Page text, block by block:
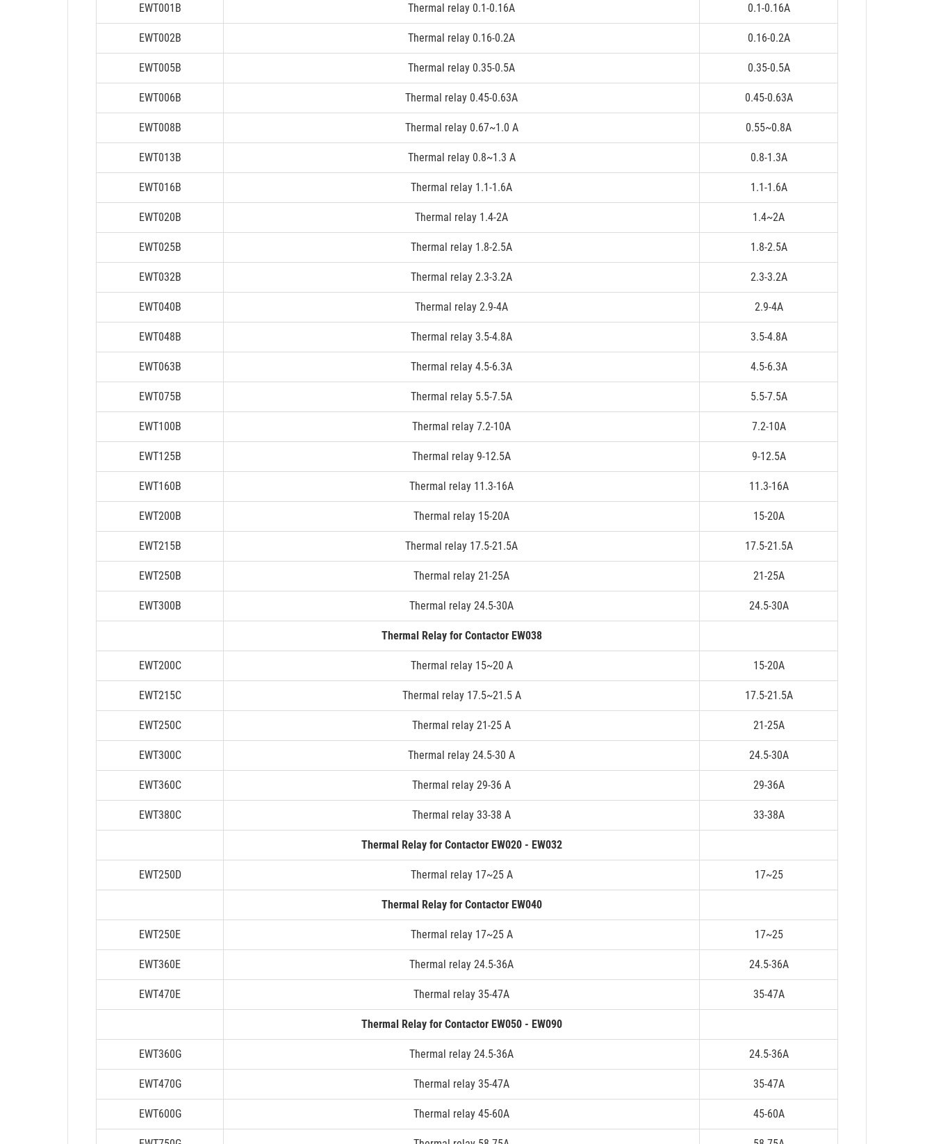
EWT001B Thermal relay 0.1-0.16A 0.1-0.16A
EWT002B Thermal relay 0.16-0.2A 0.16-0.2A
EWT005B Thermal relay 0.35-0.5A 0.35-0.5A
EWT006B Thermal relay 0.45-0.63A 0.45-0.63A
EWT008B Thermal relay 0.67~1.0 A 0.55~0.8A
EWT013B Thermal relay 0.8~1.3 A 0.8-1.3A
EWT016B Thermal relay 1.1-1.6A 1.1-1.6A
EWT020B Thermal relay 1.4-2A 1.4~2A
EWT025B Thermal relay 1.8-2.5A 1.8-2.5A
EWT032B Thermal relay 2.3-3.2A 2.3-3.2A
EWT040B Thermal relay 2.9-4A 2.9-4A
EWT048B Thermal relay 3.5-4.8A 3.5-4.8A
EWT063B Thermal relay 4.5-6.3A 4.5-6.3A
EWT075B Thermal relay 5.5-7.5A 5.5-7.5A
EWT100B Thermal relay 7.2-10A 7.2-10A
EWT125B Thermal relay 9-12.5A 9-12.5A
EWT160B Thermal relay 11.3-16A 11.3-16A
EWT200B Thermal relay 15-20A 15-20A
EWT215B Thermal relay 17.5-21.5A 17.5-21.5A
EWT250B Thermal relay 21-25A 21-25A
EWT300B Thermal relay 24.5-30A 24.5-30A
Thermal Relay for Contactor EW038
EWT200C Thermal relay 15~20 A 15-20A
EWT215C Thermal relay 17.5~21.5 A 17.5-21.5A
EWT250C Thermal relay 21-25 A 21-25A
EWT300C Thermal relay 24.5-30 A 24.5-30A
EWT360C Thermal relay 29-36 A 29-36A
EWT380C Thermal relay 33-38 A 33-38A
Thermal Relay for Contactor EW020 - EW032
EWT250D Thermal relay 17~25 A 17~25
Thermal Relay for Contactor EW040
EWT250E Thermal relay 17~25 A 17~25
EWT360E Thermal relay 24.5-36A 24.5-36A
EWT470E Thermal relay 35-47A 35-47A
Thermal Relay for Contactor EW050 - EW090
EWT360G Thermal relay 24.5-36A 24.5-36A
EWT470G Thermal relay 35-47A 35-47A
EWT600G Thermal relay 45-60A 45-60A